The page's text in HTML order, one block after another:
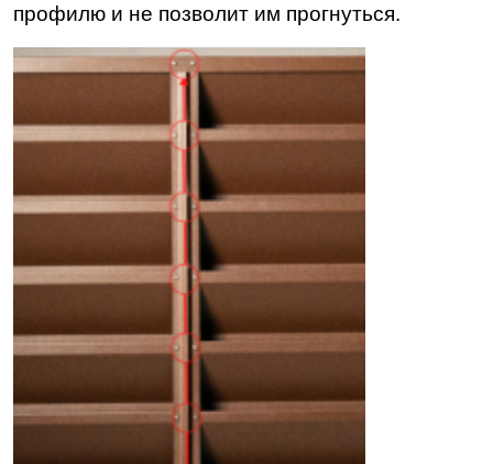
профилю и не позволит им прогнуться.